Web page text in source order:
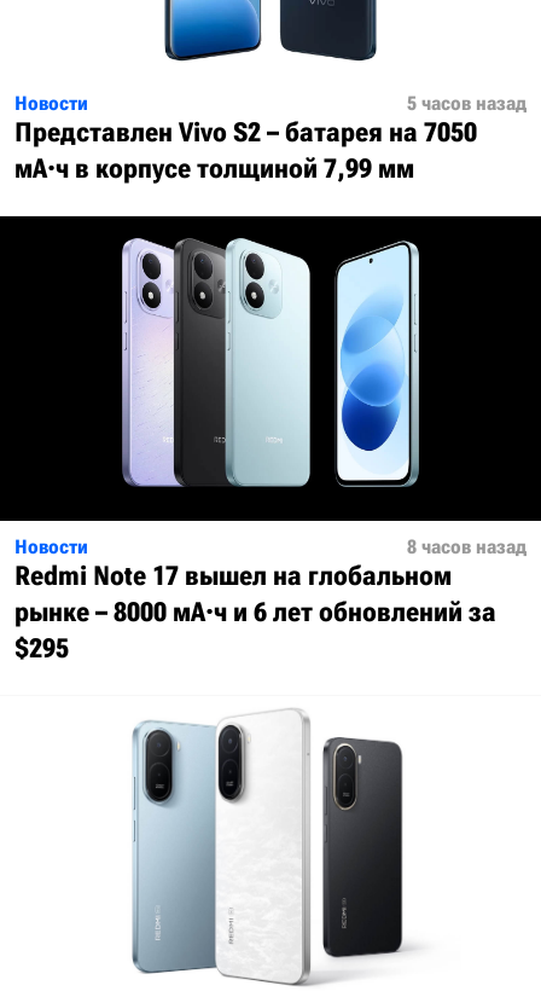
Новости 5 часов назад
Представлен Vivo S2 – батарея на 7050
мА·ч в корпусе толщиной 7,99 мм
Новости 8 часов назад
Redmi Note 17 вышел на глобальном
рынке – 8000 мА·ч и 6 лет обновлений за
$295